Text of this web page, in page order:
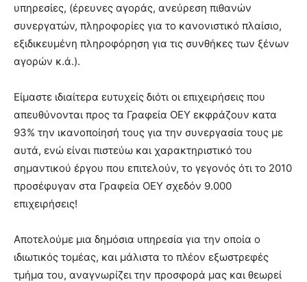
υπηρεσίες, (έρευνες αγοράς, ανεύρεση πιθανών
συνεργατών, πληροφορίες για το κανονιστικό πλαίσιο,
εξιδικευμένη πληροφόρηση για τις συνθήκες των ξένων
αγορών κ.ά.).
Είμαστε ιδιαίτερα ευτυχείς διότι οι επιχειρήσεις που
απευθύνονται προς τα Γραφεία ΟΕΥ εκφράζουν κατα
93% την ικανοποίησή τους για την συνεργασία τους με
αυτά, ενώ είναι πιστεύω και χαρακτηριστικό του
σημαντικού έργου που επιτελούν, το γεγονός ότι το 2010
προσέφυγαν στα Γραφεία ΟΕΥ σχεδόν 9.000
επιχειρήσεις!
Αποτελούμε μια δημόσια υπηρεσία για την οποία ο
ιδιωτικός τομέας, και μάλιστα το πλέον εξωστρεφές
τμήμα του, αναγνωρίζει την προσφορά μας και θεωρεί